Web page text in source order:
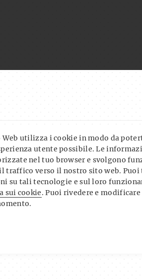
Web utilizza i cookie in modo da
utente possibile. Le
nel tuo browser e svolgono
traffico verso il nostro sito web.
su tali tecnologie e sul loro
sui cookie. Puoi rivedere e